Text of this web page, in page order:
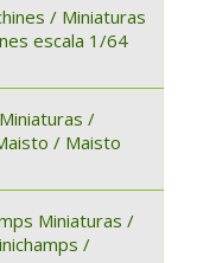
/ Miniaturas
escala 1/64
/
/ Maisto
Miniaturas /
/